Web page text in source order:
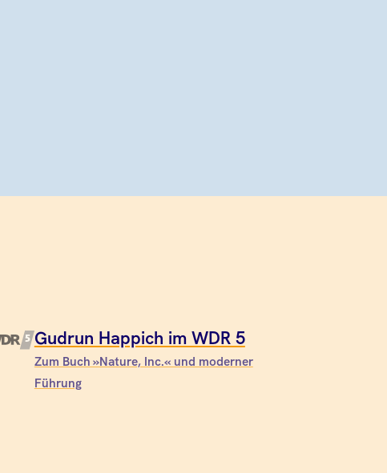
Gudrun Happich im WDR 5
Zum Buch »Nature, Inc.« und moderner
Führung